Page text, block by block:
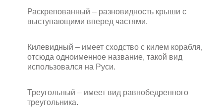
Раскрепованный – разновидность крыши с
выступающими вперед частями.
Килевидный – имеет сходство с килем корабля,
отсюда одноименное название, такой вид
использовался на Руси.
Треугольный – имеет вид равнобедренного
треугольника.